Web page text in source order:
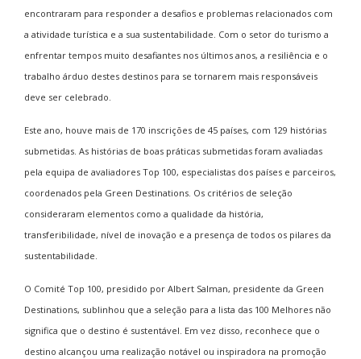
encontraram para responder a desafios e problemas relacionados com
a atividade turística e a sua sustentabilidade. Com o setor do turismo a
enfrentar tempos muito desafiantes nos últimos anos, a resiliência e o
trabalho árduo destes destinos para se tornarem mais responsáveis
deve ser celebrado.
Este ano, houve mais de 170 inscrições de 45 países, com 129 histórias
submetidas. As histórias de boas práticas submetidas foram avaliadas
pela equipa de avaliadores Top 100, especialistas dos países e parceiros,
coordenados pela Green Destinations. Os critérios de seleção
consideraram elementos como a qualidade da história,
transferibilidade, nível de inovação e a presença de todos os pilares da
sustentabilidade.
O Comité Top 100, presidido por Albert Salman, presidente da Green
Destinations, sublinhou que a seleção para a lista das 100 Melhores não
significa que o destino é sustentável. Em vez disso, reconhece que o
destino alcançou uma realização notável ou inspiradora na promoção